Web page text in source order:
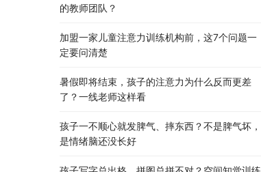
的教师团队？
加盟一家儿童注意力训练机构前，这7个问题一
定要问清楚
暑假即将结束，孩子的注意力为什么反而更差
了？一线老师这样看
孩子一不顺心就发脾气、摔东西？不是脾气坏，
是情绪脑还没长好